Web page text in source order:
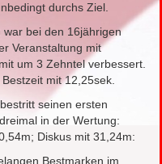
durchs Ziel.
war bei den 16jährigen
Veranstaltung mit
um 3 Zehntel verbessert.
mit 12,25sek.
seinen ersten
in der Wertung:
Diskus mit 31,24m:
Bestmarken im